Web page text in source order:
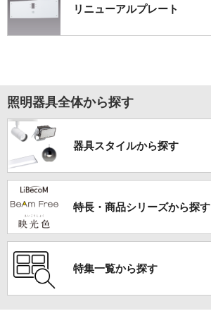
リニューアルプレート
照明器具全体から探す
器具スタイルから探す
特長・商品シリーズから探す
特集一覧から探す